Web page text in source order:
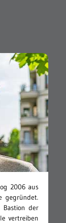
2006 aus
gegründet.
Bastion der
vertreiben